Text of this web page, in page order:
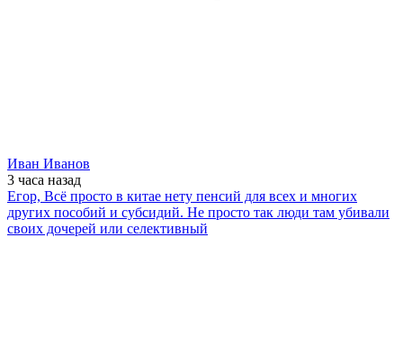
Иван Иванов
3 часа назад
Егор, Всё просто в китае нету пенсий для всех и многих
других пособий и субсидий. Не просто так люди там убивали
своих дочерей или селективный